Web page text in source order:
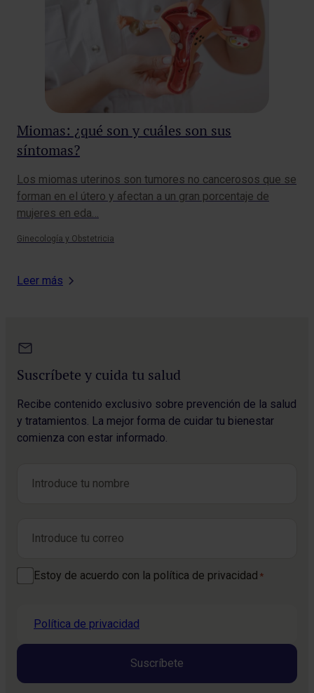
Miomas: ¿qué son y cuáles son sus
síntomas?
Los miomas uterinos son tumores no cancerosos que se
forman en el útero y afectan a un gran porcentaje de
mujeres en eda…
Ginecología y Obstetricia
Leer más
Suscríbete y cuida tu salud
Recibe contenido exclusivo sobre prevención de la salud
y tratamientos. La mejor forma de cuidar tu bienestar
comienza con estar informado.
Consentimiento *
Estoy de acuerdo con la política de privacidad *
Política de privacidad